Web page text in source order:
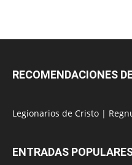
RECOMENDACIONES
Legionarios de Cristo |
ENTRADAS